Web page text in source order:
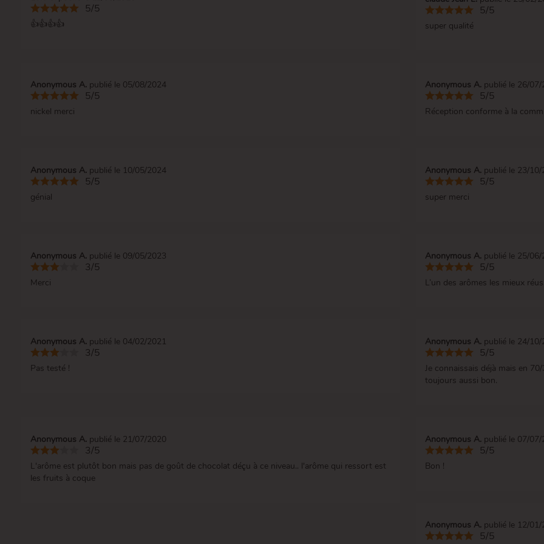
5/5
👍👍👍👍
5/5
super qualité
Anonymous A. publié le 05/08/2024
5/5
nickel merci
Anonymous A. publié le 26/
5/5
Réception conforme à la
Anonymous A. publié le 10/05/2024
5/5
génial
Anonymous A. publié le 23/
5/5
super merci
Anonymous A. publié le 09/05/2023
3/5
Merci
Anonymous A. publié le 25/
5/5
L’un des arômes les mieux
Anonymous A. publié le 04/02/2021
3/5
Pas testé !
Anonymous A. publié le 24/
5/5
Je connaissais déjà mais en
toujours aussi bon.
Anonymous A. publié le 21/07/2020
3/5
L'arôme est plutôt bon mais pas de goût de chocolat déçu à ce niveau.. l'arôme qui ressort est
les fruits à coque
Anonymous A. publié le 07/
5/5
Bon !
Anonymous A. publié le 12/
5/5